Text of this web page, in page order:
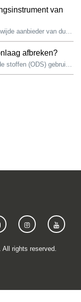
van
EcoVadis is een toonaangevende wereldwijde aanbieder van duurzaamheidsbeoordelingen. De duurzaamheidsbeoordelingsmethodologie van EcoVadis evalueert in ...
afbreken?
Op HP-faciliteiten worden ozonafbrekende stoffen (ODS) gebruikt in koel- en airconditioningsystemen. Hoewel HP heeft het gebruik van ozonafbrekende stoff...
. All rights reserved.